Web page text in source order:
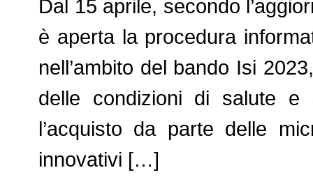
Dal 15 aprile, secondo
è aperta la procedura
nell’ambito del bando Isi
delle condizioni di salute e
l’acquisto da parte delle
innovativi […]